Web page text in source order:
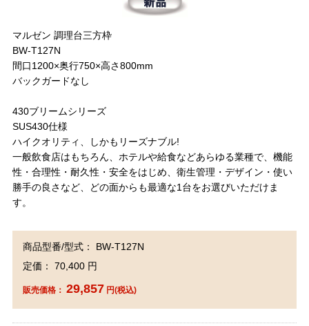
マルゼン 調理台三方枠
BW-T127N
間口1200×奥行750×高さ800mm
バックガードなし
430ブリームシリーズ
SUS430仕様
ハイクオリティ、しかもリーズナブル!
一般飲食店はもちろん、ホテルや給食などあらゆる業種で、機能
性・合理性・耐久性・安全をはじめ、衛生管理・デザイン・使い
勝手の良さなど、どの面からも最適な1台をお選びいただけま
す。
商品型番/型式： BW-T127N
定価： 70,400 円
販売価格： 29,857 円(税込)